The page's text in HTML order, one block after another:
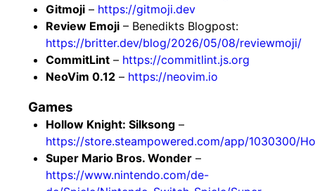
Gitmoji – https://gitmoji.dev
Review Emoji – Benedikts Blogpost:
https://britter.dev/blog/2026/05/08/reviewmoji/
CommitLint – https://commitlint.js.org
NeoVim 0.12 – https://neovim.io
Games
Hollow Knight: Silksong –
https://store.steampowered.com/app/1030300/
Super Mario Bros. Wonder –
https://www.nintendo.com/de-